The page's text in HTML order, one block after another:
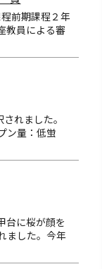
前期課程２年
教員による審
れました。
ン量：低蛍
台に桜が顔を
ました。今年